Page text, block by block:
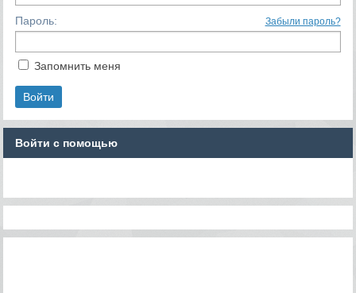
Пароль: Забыли пароль?
Запомнить меня
Войти с помощью